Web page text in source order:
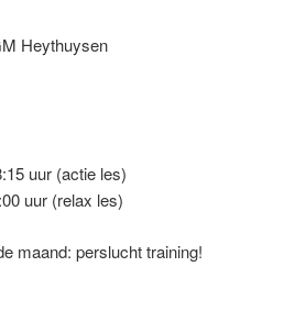
Heythuysen
uur (actie les)
uur (relax les)
maand: perslucht training!